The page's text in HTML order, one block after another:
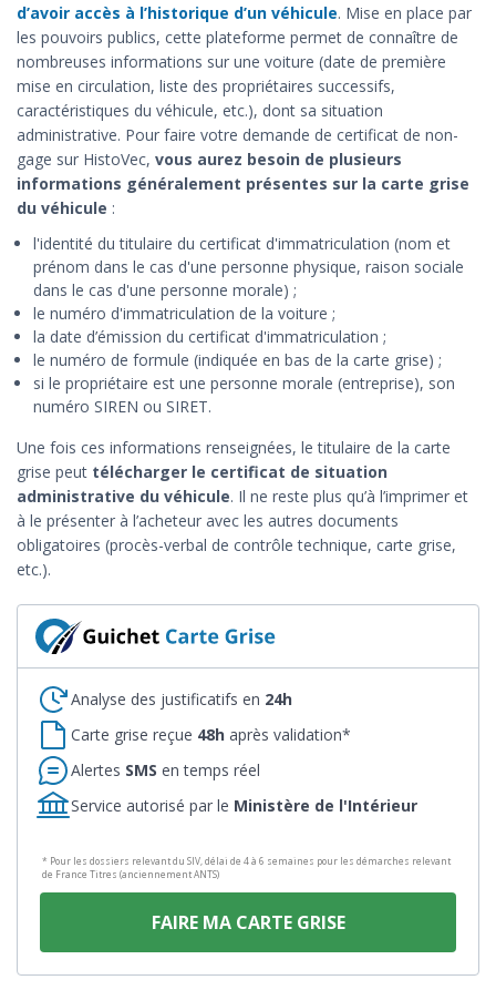
d’avoir accès à l’historique d’un véhicule. Mise en place par
les pouvoirs publics, cette plateforme permet de connaître de
nombreuses informations sur une voiture (date de première
mise en circulation, liste des propriétaires successifs,
caractéristiques du véhicule, etc.), dont sa situation
administrative. Pour faire votre demande de certificat de non-
gage sur HistoVec, vous aurez besoin de plusieurs
informations généralement présentes sur la carte grise
du véhicule :
l'identité du titulaire du certificat d'immatriculation (nom et
prénom dans le cas d'une personne physique, raison sociale
dans le cas d'une personne morale) ;
le numéro d'immatriculation de la voiture ;
la date d’émission du certificat d'immatriculation ;
le numéro de formule (indiquée en bas de la carte grise) ;
si le propriétaire est une personne morale (entreprise), son
numéro SIREN ou SIRET.
Une fois ces informations renseignées, le titulaire de la carte
grise peut télécharger le certificat de situation
administrative du véhicule. Il ne reste plus qu’à l’imprimer et
à le présenter à l’acheteur avec les autres documents
obligatoires (procès-verbal de contrôle technique, carte grise,
etc.).
Analyse des justificatifs en 24h
Carte grise reçue 48h après validation*
Alertes SMS en temps réel
Service autorisé par le Ministère de l'Intérieur
* Pour les dossiers relevant du SIV, délai de 4 à 6 semaines pour les démarches relevant
de France Titres (anciennement ANTS)
FAIRE MA CARTE GRISE